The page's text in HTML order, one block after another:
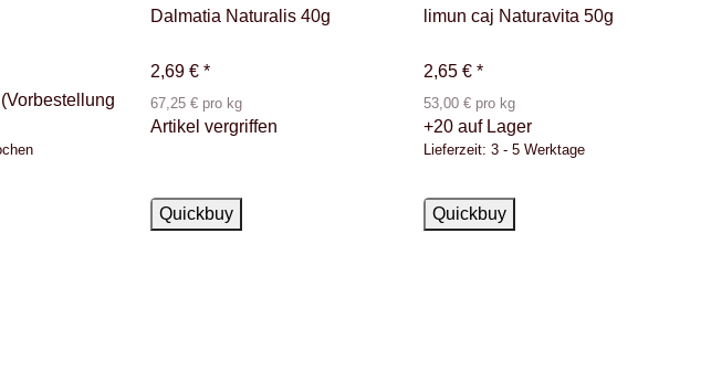
Dalmatia Naturalis 40g
2,69 € *
67,25 € pro kg
Artikel vergriffen
limun caj Naturavita 50g
2,65 € *
53,00 € pro kg
+20 auf Lager
Lieferzeit: 3 - 5 Werktage
Quickbuy
Auf Lager Quickbuy
Auf Lager